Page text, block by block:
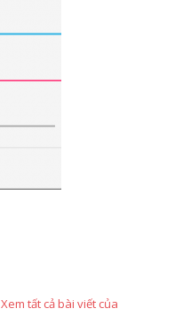
Xem tất cả bài viết của